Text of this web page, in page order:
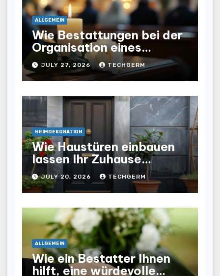
ALLGEMEIN
Wie Bestattungen bei der
Organisation eines
würdevollen Abschieds
helfen
JULY 27, 2026 TECHGERM
HEIMDEKORATION
Wie Haustüren einbauen
lassen Ihr Zuhause
optisch und funktional
aufwertet
JULY 20, 2026 TECHGERM
ALLGEMEIN
Wie ein Bestatter Ihnen
hilft, eine würdevolle